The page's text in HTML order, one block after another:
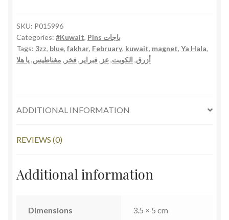
Magnet
مغناطيس
عز
و
SKU: P015996
Categories: #Kuwait,
Pins باجات
Tags: 3zz, blue, fakhar, February, kuwait, magnet, Ya Hala,
أزرق, الكويت,عز ,فبراير ,فخر , مغناطيس,يا هلا
ADDITIONAL INFORMATION
REVIEWS (0)
Additional information
Dimensions 3.5 × 5 cm